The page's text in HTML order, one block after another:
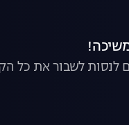
לנסות לשבור את כל